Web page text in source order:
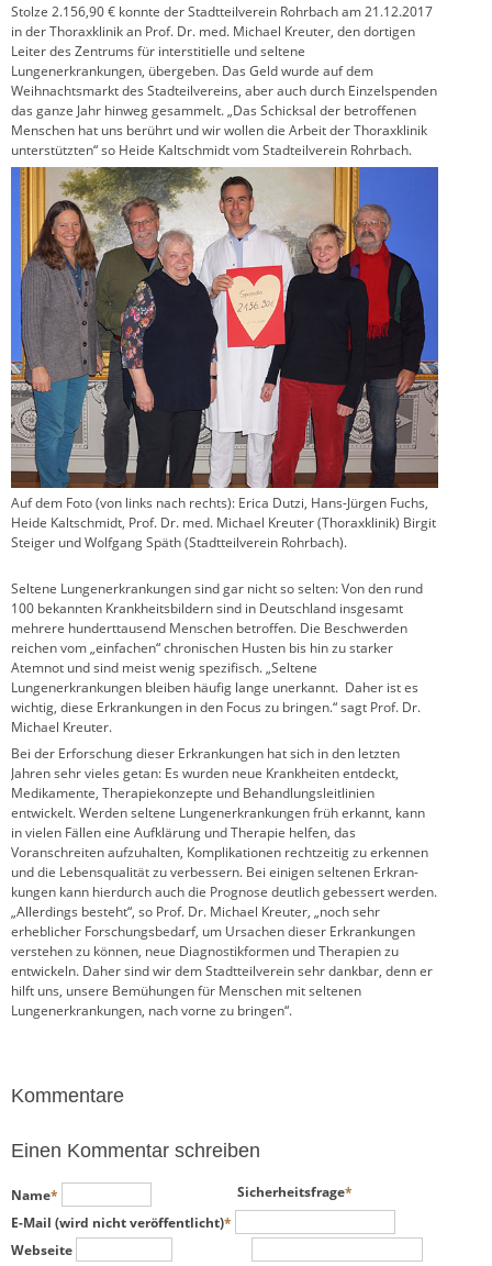
Stolze 2.156,90 € konnte der Stadtteilverein Rohrbach am 21.12.2017
in der Thoraxklinik an Prof. Dr. med. Michael Kreuter, den dortigen
Leiter des Zentrums für interstitielle und seltene
Lungenerkrankungen, übergeben. Das Geld wurde auf dem
Weihnachtsmarkt des Stadteil­vereins, aber auch durch Einzelspenden
das ganze Jahr hinweg gesammelt. „Das Schicksal der betroffenen
Menschen hat uns berührt und wir wollen die Arbeit der Thoraxklinik
unter­stützten“ so Heide Kaltschmidt vom Stadteilverein Rohrbach.
Auf dem Foto (von links nach rechts): Erica Dutzi, Hans-Jürgen Fuchs,
Heide Kaltschmidt, Prof. Dr. med. Michael Kreuter (Thoraxklinik) Birgit
Steiger und Wolfgang Späth (Stadtteilverein Rohrbach).
Seltene Lungenerkrankungen sind gar nicht so selten: Von den rund
100 bekannten Krankheitsbildern sind in Deutschland insgesamt
mehrere hunderttausend Menschen betroffen. Die Beschwerden
reichen vom „einfachen“ chronischen Husten bis hin zu starker
Atemnot und sind meist wenig spezifisch. „Seltene
Lungenerkrankungen bleiben häufig lange unerkannt. Daher ist es
wichtig, diese Erkrankungen in den Focus zu bringen.“ sagt Prof. Dr.
Michael Kreuter.
Bei der Erforschung dieser Erkrankungen hat sich in den letzten
Jahren sehr vieles getan: Es wurden neue Krankheiten entdeckt,
Medikamente, Therapiekonzepte und Behandlungs­leit­linien
entwickelt. Werden seltene Lungenerkrankungen früh erkannt, kann
in vielen Fällen eine Aufklärung und Therapie helfen, das
Voranschreiten aufzuhalten, Komplikationen rechtzeitig zu erkennen
und die Lebensqualität zu verbessern. Bei einigen seltenen Erkran­
kungen kann hierdurch auch die Prognose deutlich gebessert werden.
„Allerdings besteht“, so Prof. Dr. Michael Kreuter, „noch sehr
erheblicher Forschungsbedarf, um Ursachen dieser Erkrankungen
verstehen zu können, neue Diagnostikformen und Therapien zu
entwickeln. Daher sind wir dem Stadtteilverein sehr dankbar, denn er
hilft uns, unsere Bemühungen für Menschen mit seltenen
Lungenerkrankungen, nach vorne zu bringen“.
Kommentare
Einen Kommentar schreiben
Pflichtfeld
Name*
Pflichtfeld
E-Mail (wird nicht veröffentlicht)*
Webseite
Pflichtfeld
Sicherheitsfrage*